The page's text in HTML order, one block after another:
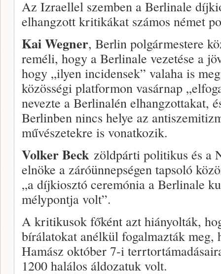
Az Izraellel szemben a Berlinale
elhangzott kritikákat számos német
Kai Wegner, Berlin polgármestere
reméli, hogy a Berlinale vezetése a
hogy „ilyen incidensek” valaha is
közösségi platformon vasárnap
nevezte a Berlinalén elhangzottakat,
Berlinben nincs helye az
művészetekre is vonatkozik.
Volker Beck zöldpárti politikus és a
elnöke a záróünnepségen tapsoló
„a díjkiosztó ceremónia a Berlinale
mélypontja volt”.
A kritikusok főként azt hiányolták,
bírálatokat anélkül fogalmazták meg,
Hamász október 7-i
1200 halálos áldozatuk volt.